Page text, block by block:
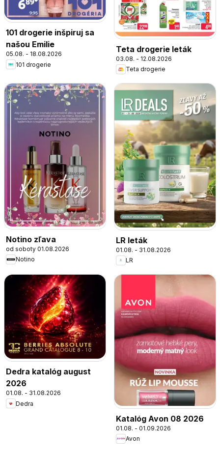
101 drogerie inšpiruj sa
našou Emilie
05.08. - 18.08.2026
101 drogerie
Teta drogerie leták
03.08. - 12.08.2026
Teta drogerie
Notino zľava
od soboty 01.08.2026
Notino
LR leták
01.08. - 31.08.2026
LR
Dedra katalóg august
2026
01.08. - 31.08.2026
Dedra
Katalóg Avon 08 2026
01.08. - 01.09.2026
Avon